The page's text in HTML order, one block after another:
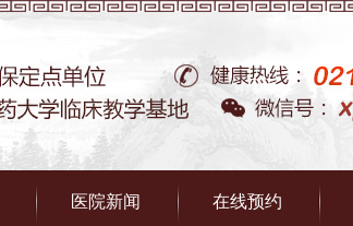
医院新闻 在线预约